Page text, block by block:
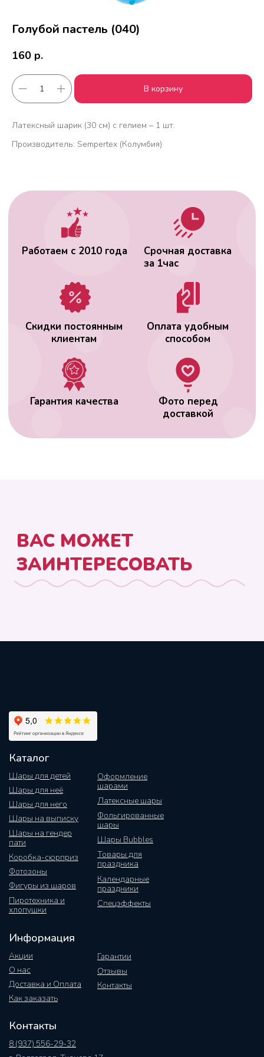
Голубой пастель (040)
160 р.
В корзину
Латексный шарик (30 см) с гелием – 1 шт.
Производитель: Sempertex (Колумбия)
Работаем с 2010 года
Срочная доставка
Гарантия качества
ВАС МОЖЕТ
ЗАИНТЕРЕСОВАТЬ
Каталог
Шары для детей
Шары для неё
Шары на выписку
Шары на гендер
пати
Коробка-сюрприз
Фотозоны
Оформление
шарами
Фигуры из шаров
Латексные шары
Фольгированные
шары
Шары Bubbles
Шары для него
Товары для
праздника
Календарные
праздники
Пиротехника и
хлопушки
Спецэффекты
Информация
Акции
О нас
Как заказать
Гарантии
Отзывы
Контакты
Доставка и Оплата
Контакты
8 (937) 556-29-32